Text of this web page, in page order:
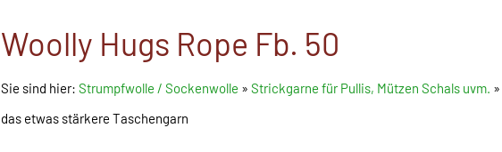
Woolly Hugs Rope Fb. 50
Sie sind hier: Strumpfwolle / Sockenwolle » Strickgarne für Pullis, Mützen Schals uvm. »
das etwas stärkere Taschengarn